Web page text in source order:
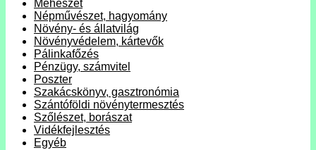
Méhészet
Népművészet, hagyomány
Növény- és állatvilág
Növényvédelem, kártevők
Pálinkafőzés
Pénzügy, számvitel
Poszter
Szakácskönyv, gasztronómia
Szántóföldi növénytermesztés
Szőlészet, borászat
Vidékfejlesztés
Egyéb